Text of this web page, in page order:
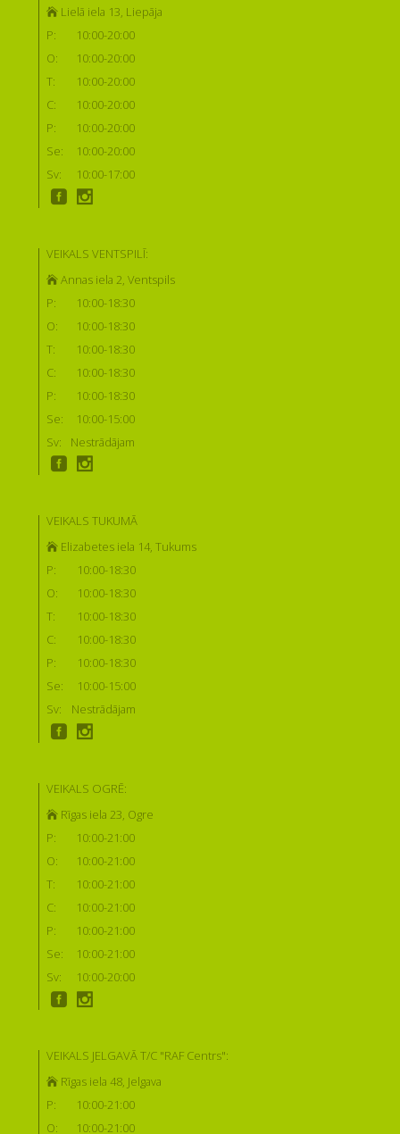
Lielā iela 13, Liepāja
P:
10:00-20:00
O:
10:00-20:00
T:
10:00-20:00
C:
10:00-20:00
P:
10:00-20:00
Se:
10:00-20:00
Sv:
10:00-17:00
VEIKALS VENTSPILĪ:
Annas iela 2, Ventspils
P:
10:00-18:30
O:
10:00-18:30
T:
10:00-18:30
C:
10:00-18:30
P:
10:00-18:30
Se:
10:00-15:00
Sv:
Nestrādājam
VEIKALS TUKUMĀ
Elizabetes iela 14, Tukums
P:
10:00-18:30
O:
10:00-18:30
T:
10:00-18:30
C:
10:00-18:30
P:
10:00-18:30
Se:
10:00-15:00
Sv:
Nestrādājam
VEIKALS OGRĒ:
Rīgas iela 23, Ogre
P:
10:00-21:00
O:
10:00-21:00
T:
10:00-21:00
C:
10:00-21:00
P:
10:00-21:00
Se:
10:00-21:00
Sv:
10:00-20:00
VEIKALS JELGAVĀ T/C "RAF Centrs":
Rīgas iela 48, Jelgava
P:
10:00-21:00
O:
10:00-21:00